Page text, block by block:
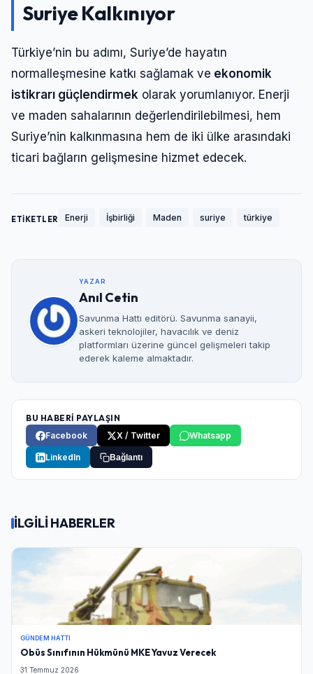
Suriye Kalkınıyor
Türkiye’nin bu adımı, Suriye’de hayatın
normalleşmesine katkı sağlamak ve ekonomik
istikrarı güçlendirmek olarak yorumlanıyor. Enerji
ve maden sahalarının değerlendirilebilmesi, hem
Suriye’nin kalkınmasına hem de iki ülke arasındaki
ticari bağların gelişmesine hizmet edecek.
ETİKETLER Enerji İşbirliği Maden suriye türkiye
YAZAR
Anıl Cetin
Savunma Hattı editörü. Savunma sanayii,
askeri teknolojiler, havacılık ve deniz
platformları üzerine güncel gelişmeleri takip
ederek kaleme almaktadır.
BU HABERİ PAYLAŞIN
Facebook
X / Twitter Whatsapp
LinkedIn Bağlantı
İLGİLİ HABERLER
GÜNDEM HATTI
Obüs Sınıfının Hükmünü MKE Yavuz Verecek
31 Temmuz 2026